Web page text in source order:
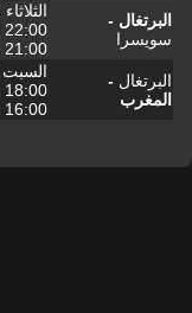
البرتغال -
سويسرا
الثلاثاء 6 ديسمبر 2022،
21:00 مصر
البرتغال -
المغرب
السبت 15 ديسمبر 2022،
16:00 المغرب